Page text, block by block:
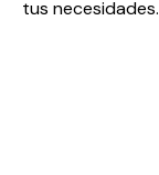
tus necesidades.